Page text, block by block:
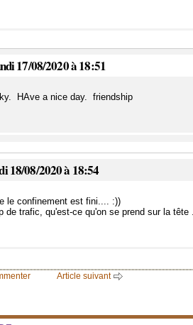
17/08/2020 à 18:51
HAve a nice day. friendship
18/08/2020 à 18:54
le confinement est fini.... :))
de trafic, qu'est-ce qu'on se prend sur la tête .
Article suivant